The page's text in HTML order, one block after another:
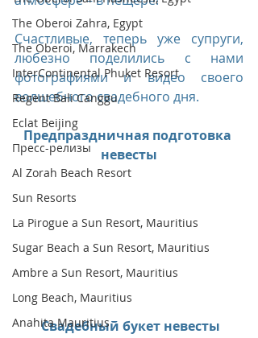
The Oberoi Zahra, Egypt
The Oberoi, Marrakech
InterContinental Phuket Resort
Regent Bali Canggu
Eclat Beijing
Пресс-релизы
Al Zorah Beach Resort
Sun Resorts
La Pirogue a Sun Resort, Mauritius
Sugar Beach a Sun Resort, Mauritius
Ambre a Sun Resort, Mauritius
Long Beach, Mauritius
Anahita Mauritius
Счастливые, теперь уже супруги,
любезно поделились с нами
фотографиями и видео своего
волшебного свадебного дня.
Предпраздничная подготовка
невесты
Свадебный букет невесты